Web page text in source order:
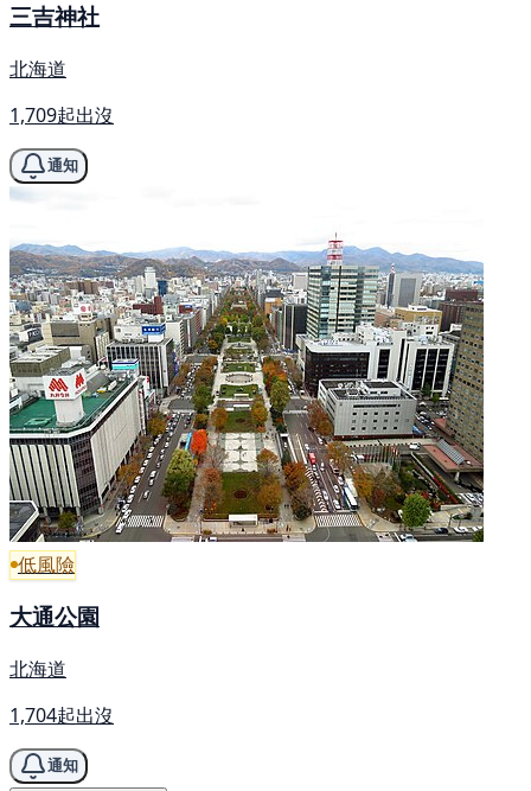
三吉神社
北海道
1,709起出沒
通知
低風險
大通公園
北海道
1,704起出沒
通知